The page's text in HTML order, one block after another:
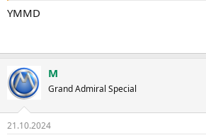
YMMD
M
Grand Admiral Special
21.10.2024